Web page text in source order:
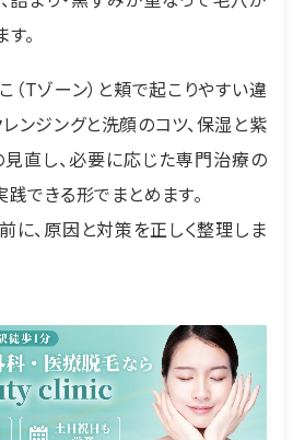
。
（Tゾーン）と頬で起こりやすい違
レンジングと洗顔のコツ、保湿と紫
直し、必要に応じた専門治療の
できる形でまとめます。
に、原因と対策を正しく整理しま